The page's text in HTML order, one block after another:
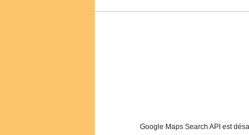
Google Maps Search API est